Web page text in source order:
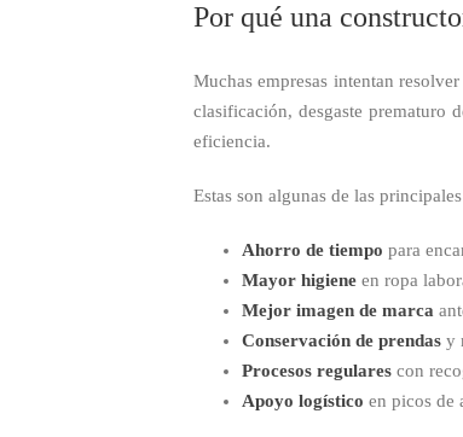
Por qué una
Muchas empresas intentan
clasificación, desgaste prematuro
eficiencia.
Estas son algunas de las
Ahorro de tiempo para
Mayor higiene en ropa
Mejor imagen de marca
Conservación de prendas y
Procesos regulares con
Apoyo logístico en picos de